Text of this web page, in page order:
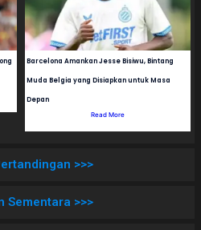
Barcelona Amankan Jesse Bisiwu, Bintang
Muda Belgia yang Disiapkan untuk Masa
Depan
Read More
>>>
Sementara >>>